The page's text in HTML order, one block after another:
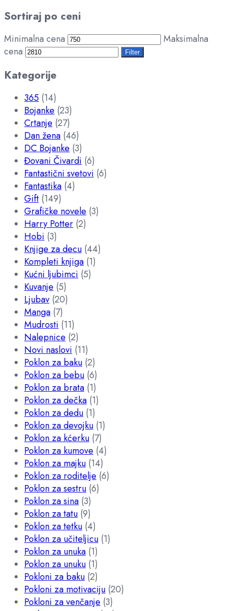
Sortiraj po ceni
Minimalna cena
Maksimalna
cena
Filter
Kategorije
365 (14)
Bojanke (23)
Crtanje (27)
Dan žena (46)
DC Bojanke (3)
Đovani Čivardi (6)
Fantastični svetovi (6)
Fantastika (4)
Gift (149)
Grafičke novele (3)
Harry Potter (2)
Hobi (3)
Knjige za decu (44)
Kompleti knjiga (1)
Kućni ljubimci (5)
Kuvanje (5)
Ljubav (20)
Manga (7)
Mudrosti (11)
Nalepnice (2)
Novi naslovi (11)
Poklon za baku (2)
Poklon za bebu (6)
Poklon za brata (1)
Poklon za dečka (1)
Poklon za dedu (1)
Poklon za devojku (1)
Poklon za kćerku (7)
Poklon za kumove (4)
Poklon za majku (14)
Poklon za roditelje (6)
Poklon za sestru (6)
Poklon za sina (3)
Poklon za tatu (9)
Poklon za tetku (4)
Poklon za učiteljicu (1)
Poklon za unuka (1)
Poklon za unuku (1)
Pokloni za baku (2)
Pokloni za motivaciju (20)
Pokloni za venčanje (3)